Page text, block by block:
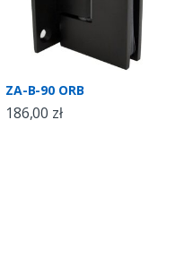
ZA-B-90 ORB
186,00 zł